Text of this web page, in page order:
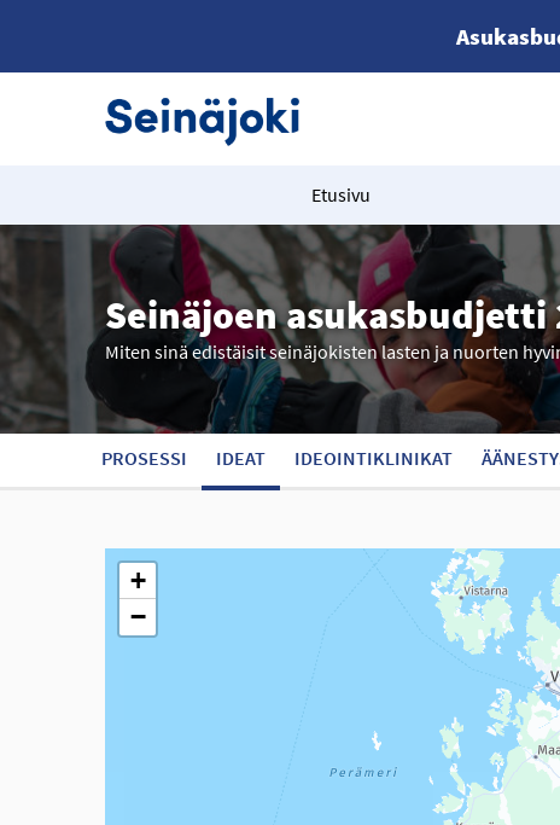
Etusivu
Seinäjoen asukasbudjetti
Miten sinä edistäisit seinäjokisten lasten ja nuorten
PROSESSI IDEAT IDEOINTIKLINIKAT
Seuraavassa elementissä on kartta, joka esittää
+
−